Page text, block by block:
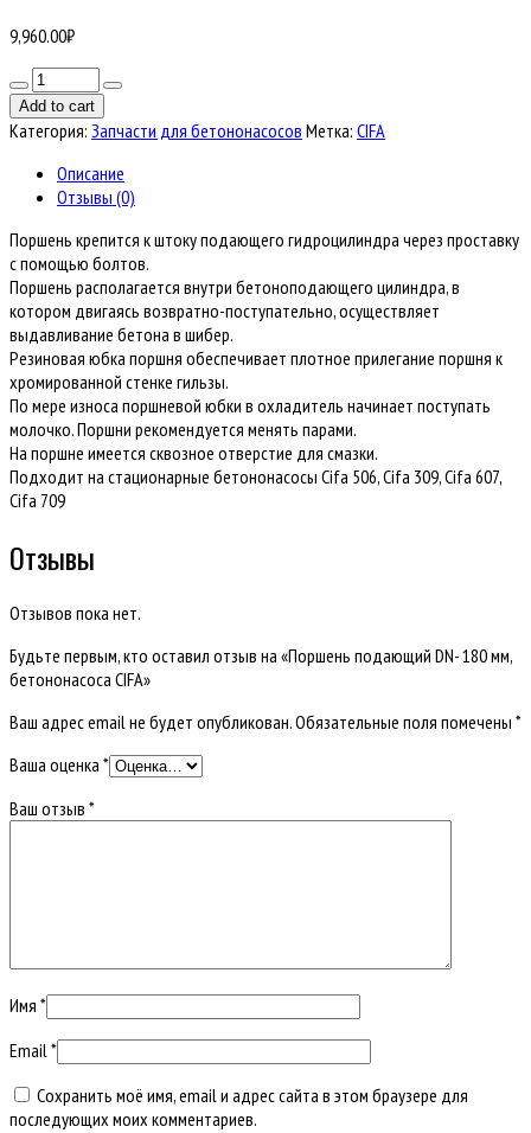
9,960.00₽
Количество
товара
Поршень
подающий
бетононасоса
CIFA
Add to cart
Категория: Запчасти для бетононасосов Метка: CIFA
Описание
Отзывы (0)
Поршень крепится к штоку подающего гидроцилиндра через проставку
с помощью болтов.
Поршень располагается внутри бетоноподающего цилиндра, в
котором двигаясь возвратно-поступательно, осуществляет
выдавливание бетона в шибер.
Резиновая юбка поршня обеспечивает плотное прилегание поршня к
хромированной стенке гильзы.
По мере износа поршневой юбки в охладитель начинает поступать
молочко. Поршни рекомендуется менять парами.
На поршне имеется сквозное отверстие для смазки.
Подходит на стационарные бетононасосы Cifa 506, Cifa 309, Cifa 607,
Cifa 709
Отзывы
Отзывов пока нет.
Будьте первым, кто оставил отзыв на «Поршень подающий DN- 180 мм,
бетононасоса CIFA»
Ваш адрес email не будет опубликован.Обязательные поля помечены *
Ваша оценка *
Ваш отзыв *
Имя *
Email*
Сохранить моё имя, email и адрес сайта в этом браузере для
последующих моих комментариев.